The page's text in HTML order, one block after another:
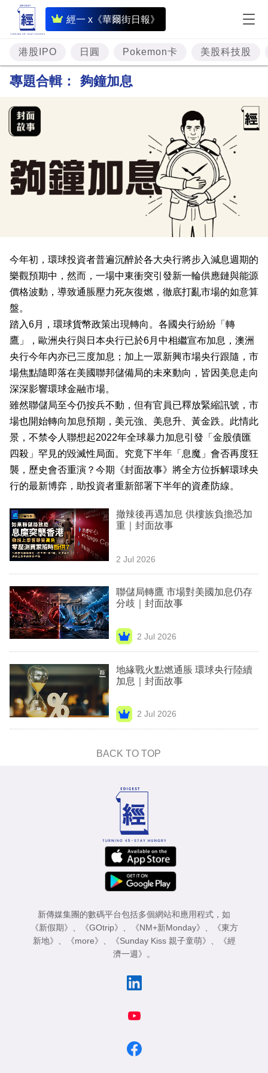
經一 x《華爾街日報》
即
時
財
經
樓
市
商
業
技
職
場
生
活
時
事
專
欄
訂
閱
專
區
港股IPO 日圓 Pokemon卡 美股科技股
專題合輯： 夠鐘加息
今年初，環球投資者普遍沉醉於各大央行將步入減息週期的
樂觀預期中，然而，一場中東衝突引發新一輪供應鏈與能源
價格波動，導致通脹壓力死灰復燃，徹底打亂市場的如意算
盤。
踏入6月，環球貨幣政策出現轉向。各國央行紛紛「轉
鷹」，歐洲央行與日本央行已於6月中相繼宣布加息，澳洲
央行今年內亦已三度加息；加上一眾新興市場央行跟隨，市
場焦點隨即落在美國聯邦儲備局的未來動向，皆因美息走向
深深影響環球金融市場。
雖然聯儲局至今仍按兵不動，但有官員已釋放緊縮訊號，市
場也開始轉向加息預期，美元強、美息升、黃金跌。此情此
景，不禁令人聯想起2022年全球暴力加息引發「金股債匯
四殺」罕見的毀滅性局面。究竟下半年「息魔」會否再度狂
襲，歷史會否重演？今期《封面故事》將全方位拆解環球央
行的最新博弈，助投資者重新部署下半年的資產防線。
撤辣後再遇加息 供樓族負擔恐加
重｜封面故事
2 Jul 2026
聯儲局轉鷹 市場對美國加息仍存
分歧｜封面故事
2 Jul 2026
地緣戰火點燃通脹 環球央行陸續
加息｜封面故事
2 Jul 2026
BACK TO TOP
新傳媒集團的數碼平台包括多個網站和應用程式，如
《新假期》
《GOtrip》 《NM+新Monday》
《東方
新地》
《more》 《Sunday Kiss 親子童萌》
《經
濟一週》
。